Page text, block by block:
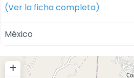
(Ver la ficha completa)
México
+